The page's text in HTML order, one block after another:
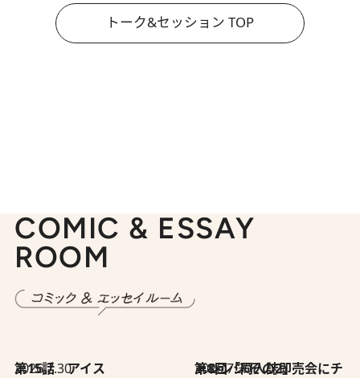
トーク&セッション TOP
COMIC & ESSAY
ROOM
2026.7.30
第15話 アイス 2026.7.30
第8回「同人誌即売会にチャレンジ その2」